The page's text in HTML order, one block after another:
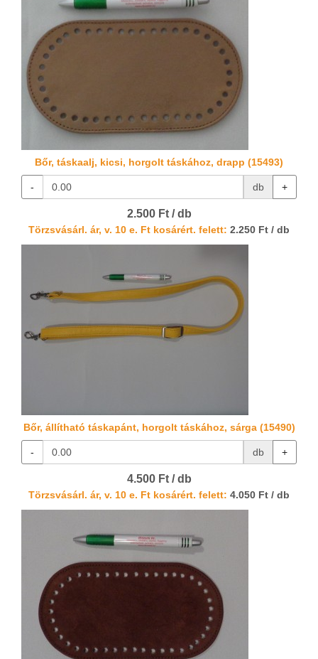
Bőr, táskaalj, kicsi, horgolt táskához, drapp (15493)
- db +
2.500 Ft / db
Törzsvásárl. ár, v. 10 e. Ft kosárért. felett: 2.250 Ft / db
Bőr, állítható táskapánt, horgolt táskához, sárga (15490)
- db +
4.500 Ft / db
Törzsvásárl. ár, v. 10 e. Ft kosárért. felett: 4.050 Ft / db